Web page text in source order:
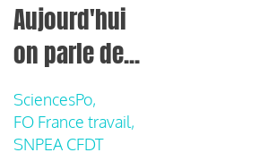
Aujourd'hui
on parle de...
SciencesPo,
FO France travail,
SNPEA CFDT